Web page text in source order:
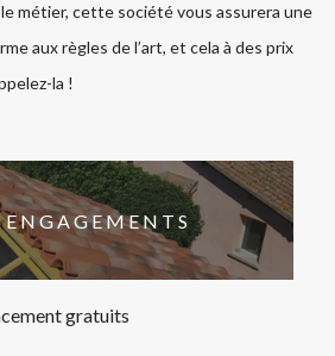
métier, cette société vous assurera une
aux règles de l’art, et cela à des prix
la !
ENGAGEMENTS
gratuits